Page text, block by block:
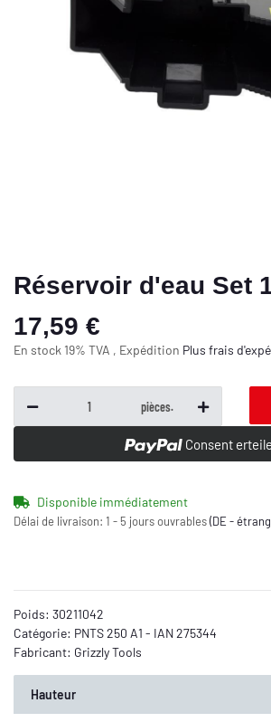
Réservoir d'eau Set
17,59 €
En stock 19% TVA , Expédition Plus frais
pièces.
Consent
Disponible immédiatement
Délai de livraison: 1 - 5 jours ouvrables(DE -
Poids: 30211042
Catégorie: PNTS 250 A1 - IAN 275344
Fabricant: Grizzly Tools
Hauteur